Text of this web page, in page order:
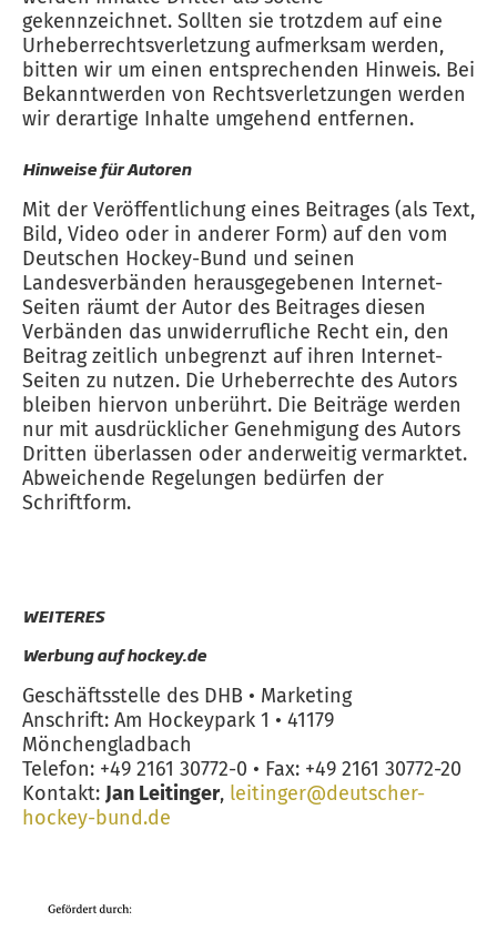
gekennzeichnet. Sollten sie trotzdem auf eine
Urheberrechtsverletzung aufmerksam werden,
bitten wir um einen entsprechenden Hinweis. Bei
Bekanntwerden von Rechtsverletzungen werden
wir derartige Inhalte umgehend entfernen.
Hinweise für Autoren
Mit der Veröffentlichung eines Beitrages (als Text,
Bild, Video oder in anderer Form) auf den vom
Deutschen Hockey-Bund und seinen
Landesverbänden herausgegebenen Internet-
Seiten räumt der Autor des Beitrages diesen
Verbänden das unwiderrufliche Recht ein, den
Beitrag zeitlich unbegrenzt auf ihren Internet-
Seiten zu nutzen. Die Urheberrechte des Autors
bleiben hiervon unberührt. Die Beiträge werden
nur mit ausdrücklicher Genehmigung des Autors
Dritten überlassen oder anderweitig vermarktet.
Abweichende Regelungen bedürfen der
Schriftform.
WEITERES
Werbung auf hockey.de
Geschäftsstelle des DHB • Marketing
Anschrift: Am Hockeypark 1 • 41179
Mönchengladbach
Telefon: +49 2161 30772-0 • Fax: +49 2161 30772-20
Kontakt: Jan Leitinger, leitinger@deutscher-
hockey-bund.de